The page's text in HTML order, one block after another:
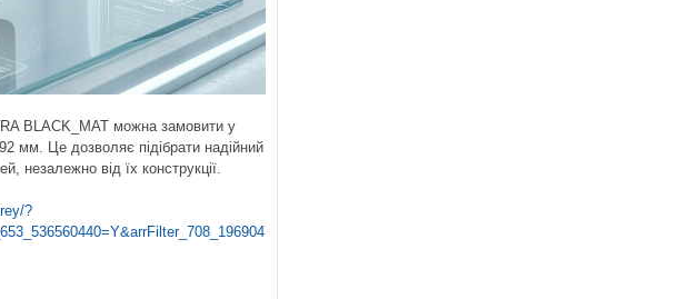
BLACK_MAT можна замовити у
мм. Це дозволяє підібрати надійний
незалежно від їх конструкції.
?